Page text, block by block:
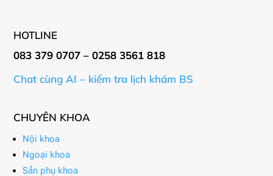
HOTLINE
083 379 0707 – 0258 3561 818
Chat cùng AI – kiểm tra lịch khám BS
CHUYÊN KHOA
Nội khoa
Ngoại khoa
Sản phụ khoa